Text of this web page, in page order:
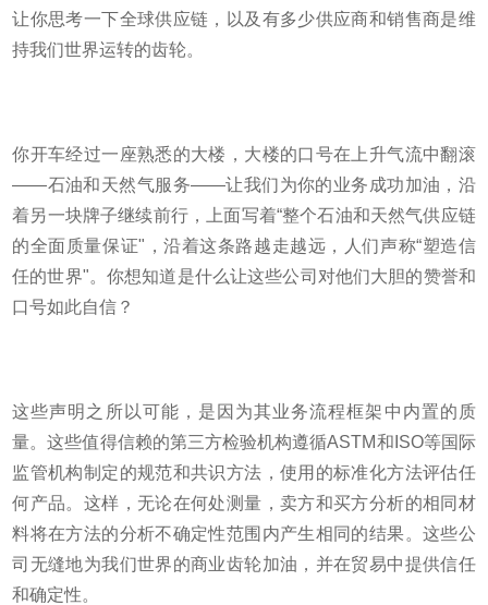
让你思考一下全球供应链，以及有多少供应商和销售商是维
持我们世界运转的齿轮。
你开车经过一座熟悉的大楼，大楼的口号在上升气流中翻滚
——石油和天然气服务——让我们为你的业务成功加油，沿
着另一块牌子继续前行，上面写着“整个石油和天然气供应链
的全面质量保证"，沿着这条路越走越远，人们声称“塑造信
任的世界"。你想知道是什么让这些公司对他们大胆的赞誉和
口号如此自信？
这些声明之所以可能，是因为其业务流程框架中内置的质
量。这些值得信赖的第三方检验机构遵循ASTM和ISO等国际
监管机构制定的规范和共识方法，使用的标准化方法评估任
何产品。这样，无论在何处测量，卖方和买方分析的相同材
料将在方法的分析不确定性范围内产生相同的结果。这些公
司无缝地为我们世界的商业齿轮加油，并在贸易中提供信任
和确定性。